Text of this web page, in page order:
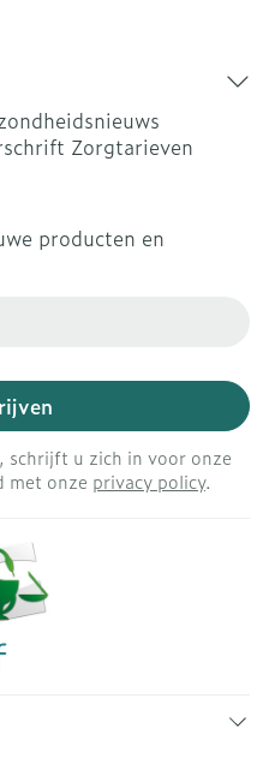
Zorgtarieven
producten en
schrijft u zich in voor onze
met onze privacy policy.